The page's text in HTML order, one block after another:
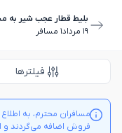
بلیط قطار عجب شیر به
١٩ مرداد
١ مسافر
فیلترها
مسافران محترم، به
فروش اضافه می‌گردند و